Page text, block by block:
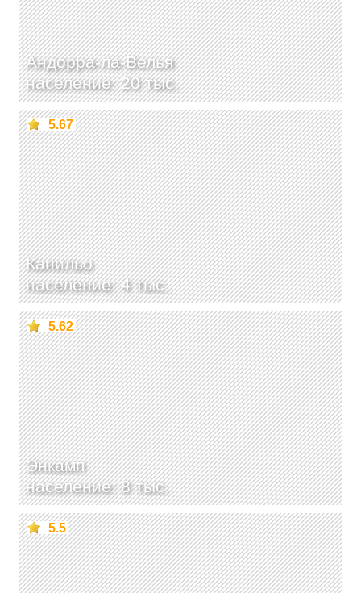
Андорра-ла-Велья
население: 20 тыс.
Канильо
население: 4 тыс.
5.67
Энкамп
население: 8 тыс.
5.62
5.5